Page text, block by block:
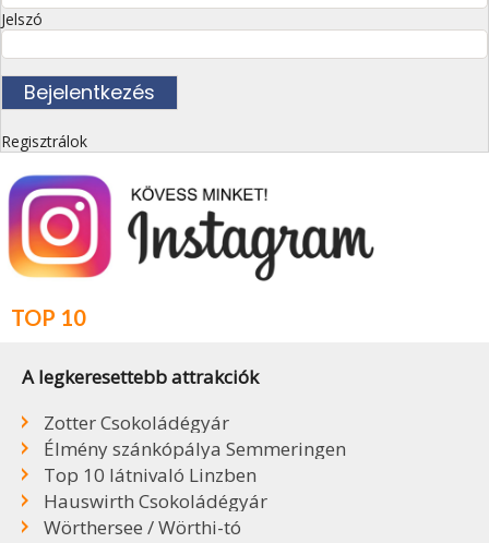
Jelszó
Regisztrálok
TOP 10
A legkeresettebb attrakciók
Zotter Csokoládégyár
Élmény szánkópálya Semmeringen
Top 10 látnivaló Linzben
Hauswirth Csokoládégyár
Wörthersee / Wörthi-tó